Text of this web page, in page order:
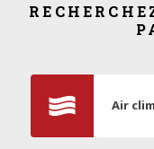
Air